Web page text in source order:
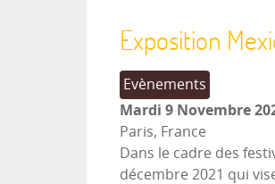
Exposition
Evènements
Mardi 9 Novembre
Paris, France
Dans le cadre des
décembre 2021 qui